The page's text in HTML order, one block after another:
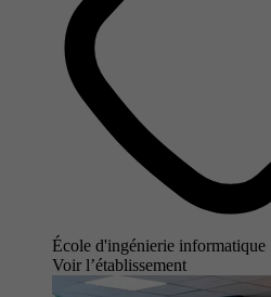
École d'ingénierie informatique
Voir l’établissement